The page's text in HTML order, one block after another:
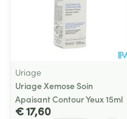
Uriage
Uriage Xemose Soin
Apaisant Contour Yeux 15ml
€ 17,60